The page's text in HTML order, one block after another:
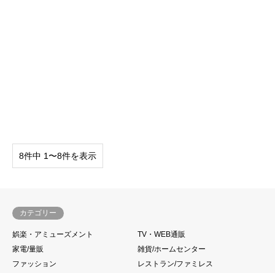
8件中 1〜8件を表示
カテゴリー
娯楽・アミューズメント
TV・WEB通販
家電/量販
雑貨/ホームセンター
ファッション
レストラン/ファミレス